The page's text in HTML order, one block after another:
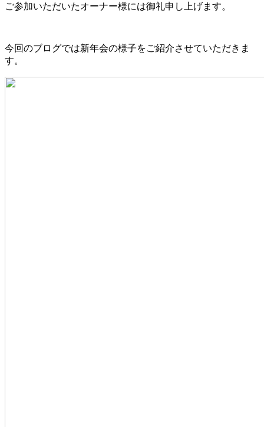
ご参加いただいたオーナー様には御礼申し上げます。
今回のブログでは新年会の様子をご紹介させていただきま
す。